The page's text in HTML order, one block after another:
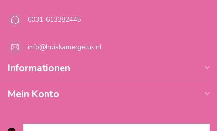
0031-613382445
info@huiskamergeluk.nl
Informationen
Mein Konto